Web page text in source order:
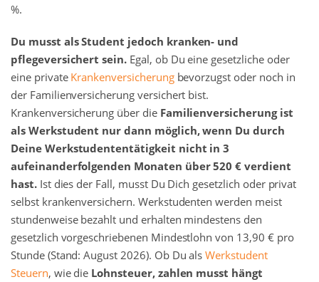
%.
Du musst als Student jedoch kranken- und
pflegeversichert sein. Egal, ob Du eine gesetzliche oder
eine private Krankenversicherungbevorzugst oder noch in
der Familienversicherung versichert bist.
Krankenversicherung über die Familienversicherung ist
als Werkstudent nur dann möglich, wenn Du durch
Deine Werkstudententätigkeit nicht in 3
aufeinanderfolgenden Monaten über 520 € verdient
hast.Ist dies der Fall, musst Du Dich gesetzlich oder privat
selbst krankenversichern. Werkstudenten werden meist
stundenweise bezahlt und erhalten mindestens den
gesetzlich vorgeschriebenen Mindestlohn von 13,90 € pro
Stunde (Stand: August 2026). Ob Du alsWerkstudent
Steuern, wie die Lohnsteuer, zahlen musst hängt